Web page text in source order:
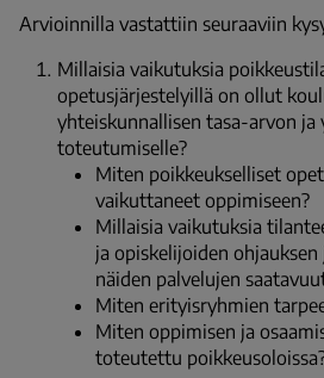
Arvioinnilla vastattiin seuraaviin
Millaisia vaikutuksia
opetusjärjestelyillä on ollut
yhteiskunnallisen tasa-arvon ja
toteutumiselle?
Miten poikkeukselliset
vaikuttaneet oppimiseen?
Millaisia vaikutuksia
ja opiskelijoiden
näiden palvelujen
Miten erityisryhmien
Miten oppimisen ja
toteutettu